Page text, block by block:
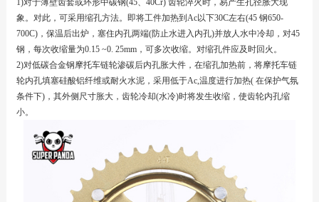
象。对此，可采用缩孔方法。即将工件加热到Ac以下30C左右(45 钢650-
700C)，保温后出炉，塞住内孔两端(防止水进入内孔)并放人水中冷却，对45
钢，每次收缩量为0.15 ~0. 25mm，可多次收缩。对缩孔件应及时回火。
2)对低碳合金钢摩托车链轮渗碳后内孔胀大件，在缩孔加热前，将摩托车链
轮内孔填塞硅酸铝纤维或耐火水泥，采用低于Ac,温度进行加热( 在保护气氛
条件下)，其外侧尺寸胀大，齿轮冷却(水冷)时将发生收缩，使齿轮内孔缩
小。